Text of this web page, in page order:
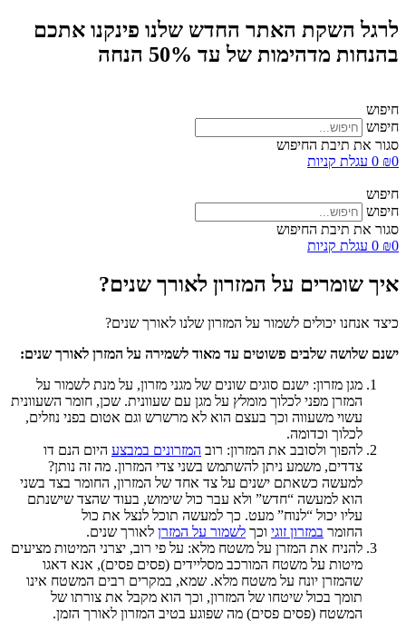
לרגל השקת האתר החדש שלנו פינקנו אתכם
בהנחות מדהימות של עד 50% הנחה
חיפוש
חיפוש
סגור את תיבת החיפוש
₪0
0 עגלת קניות
חיפוש
חיפוש
סגור את תיבת החיפוש
₪0
0 עגלת קניות
איך שומרים על המזרון לאורך שנים?
כיצד אנחנו יכולים לשמור על המזרון שלנו לאורך שנים?
ישנם שלושה שלבים פשוטים עד מאוד לשמירה על המזרן לאורך שנים:
מגן מזרון: ישנם סוגים שונים של מגני מזרון, על מנת לשמור על
המזרן מפני לכלוך מומלץ על מגן עם שעוונית. שכן, חומר השעוונית
עשוי משעווה וכך בעצם הוא לא מרשרש וגם אטום בפני נוזלים,
לכלוך וכדומה.
להפוך ולסובב את המזרון: רוב המזרונים במבצע היום הנם דו
צדדים, משמע ניתן להשתמש בשני צדי המזרון. מה זה נותן?
למעשה כשאתם ישנים על צד אחד של המזרון, החומר בצד בשני
הוא למעשה “חדש” ולא עבר כול שימוש, בעוד שהצד שישנתם
עליו יכול “לנוח” מעט. כך למעשה תוכל לנצל את כול
החומר במזרון זוגי וכך לשמור על המזרן לאורך שנים.
להניח את המזרן על משטח מלא: על פי רוב, יצרני המיטות מציעים
מיטות על משטח המורכב מסליידים (פסים פסים), אנא דאגו
שהמזרן יונח על משטח מלא. שמא, במקרים רבים המשטח אינו
תומך בכול שיטחו של המזרון, וכך הוא מקבל את צורתו של
המשטח (פסים פסים) מה שפוגע בטיב המזרון לאורך הזמן.